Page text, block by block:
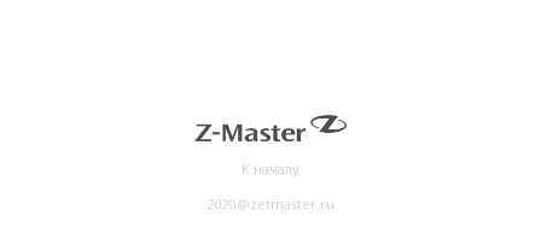
К началу
2020@zetmaster.ru